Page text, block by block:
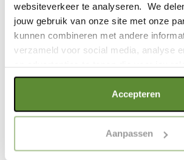
websiteverkeer te analyseren. We
jouw gebruik van onze site met onze
kunnen combineren met andere
verzameld voor social media, analyse
Als je op "Alle cookies accepteren"
met een optimaal gebruik van de
"selectie toestaan" of "alleen
wel gevolgen kan hebben voor de
Accepteren
Aanpassen
betalen voor een wegwerpbeker. Het is
je je eigen herbruikbare beker
portemonnee!
Wist je dat...
... dit product ook zeer geschikt is als